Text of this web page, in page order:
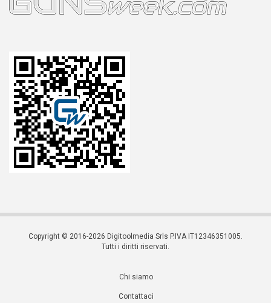
Copyright © 2016-2026 Digitoolmedia Srls P.IVA IT12346351005.
Tutti i diritti riservati.
Chi siamo
Contattaci